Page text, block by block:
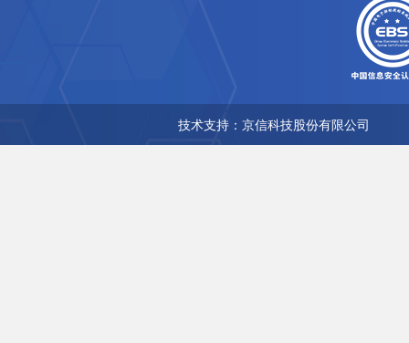
技术支持：京信科技股份有限公司